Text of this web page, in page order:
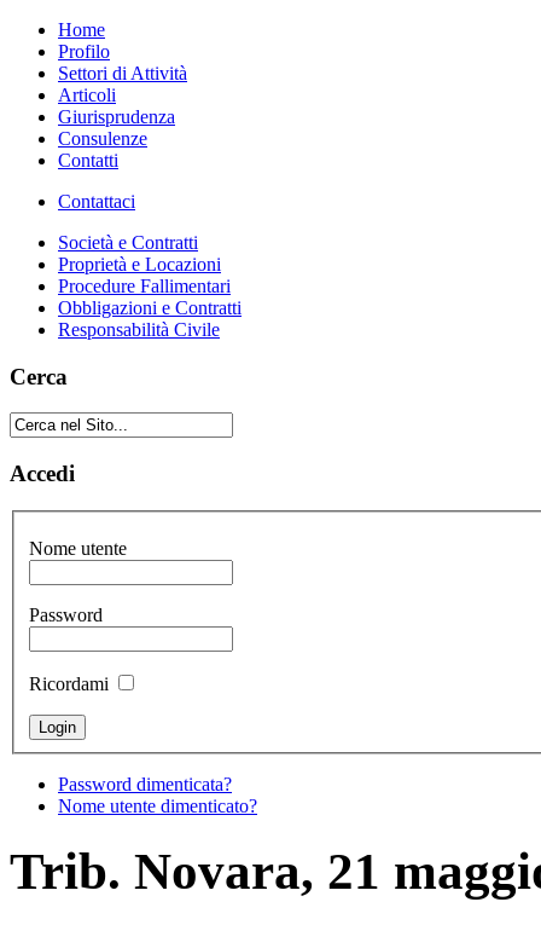
Home
Profilo
Settori di Attività
Articoli
Giurisprudenza
Consulenze
Contatti
Contattaci
Società e Contratti
Proprietà e Locazioni
Procedure Fallimentari
Obbligazioni e Contratti
Responsabilità Civile
Cerca
Accedi
Nome utente
Password
Ricordami
Password dimenticata?
Nome utente dimenticato?
Trib. Novara, 21